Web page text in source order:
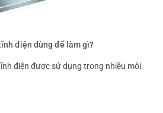
điện dùng để làm gì?
điện được sử dụng trong nhiều môi